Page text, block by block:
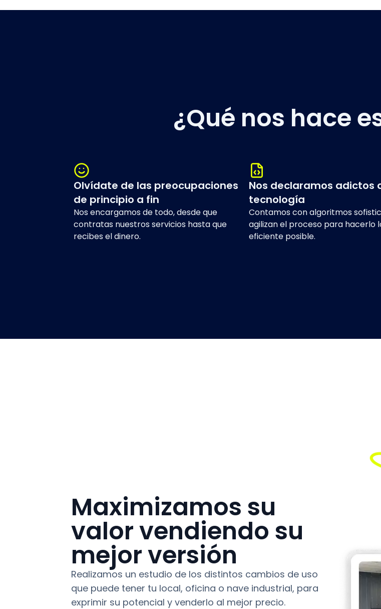
¿Qué nos hace
Olvídate de las preocupaciones
de principio a fin
Nos encargamos de todo, desde que
contratas nuestros servicios hasta que
recibes el dinero.
Nos declaramos adictos
tecnología
Contamos con algoritmos
agilizan el proceso para hacerlo
eficiente posible.
Maximizamos su
valor vendiendo su
mejor versión
Realizamos un estudio de los distintos cambios de uso
que puede tener tu local, oficina o nave industrial, para
exprimir su potencial y venderlo al mejor precio.